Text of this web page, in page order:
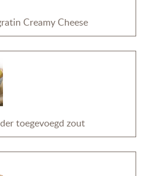
Creamy Cheese
toegevoegd zout